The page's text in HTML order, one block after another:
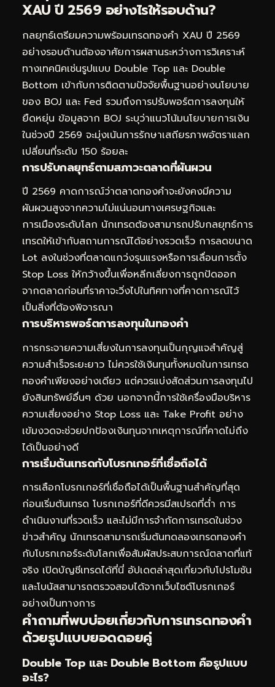
XAU ปี 2569 อย่างไรให้รอบด้าน?
กลยุทธ์เตรียมความพร้อมเทรดทองคำ XAU ปี 2569
อย่างรอบด้านต้องอาศัยการผสานระหว่างการวิเคราะห์
ทางเทคนิคเช่นรูปแบบ Double Top และ Double
Bottom เข้ากับการติดตามปัจจัยพื้นฐานอย่างนโยบาย
ของ BOJ และ Fed รวมถึงการปรับพอร์ตการลงทุนให้
ยืดหยุ่น ข้อมูลจาก BOJ ระบุว่าแนวโน้มนโยบายการเงิน
ในช่วงปี 2569 จะมุ่งเน้นการรักษาเสถียรภาพอัตราแลก
เปลี่ยนที่ระดับ 150 ร้อยละ
การปรับกลยุทธ์ตามสภาวะตลาดที่ผันผวน
ปี 2569 คาดการณ์ว่าตลาดทองคำจะยังคงมีความ
ผันผวนสูงจากความไม่แน่นอนทางเศรษฐกิจและ
การเมืองระดับโลก นักเทรดต้องสามารถปรับกลยุทธ์การ
เทรดให้เข้ากับสถานการณ์ได้อย่างรวดเร็ว การลดขนาด
Lot ลงในช่วงที่ตลาดแกว่งรุนแรงหรือการเลื่อนการตั้ง
Stop Loss ให้กว้างขึ้นเพื่อหลีกเลี่ยงการถูกปัดออก
จากตลาดก่อนที่ราคาจะวิ่งไปในทิศทางที่คาดการณ์ไว้
เป็นสิ่งที่ต้องพิจารณา
การบริหารพอร์ตการลงทุนในทองคำ
การกระจายความเสี่ยงในการลงทุนเป็นกุญแจสำคัญสู่
ความสำเร็จระยะยาว ไม่ควรใช้เงินทุนทั้งหมดในการเทรด
ทองคำเพียงอย่างเดียว แต่ควรแบ่งสัดส่วนการลงทุนไป
ยังสินทรัพย์อื่นๆ ด้วย นอกจากนี้การใช้เครื่องมือบริหาร
ความเสี่ยงอย่าง Stop Loss และ Take Profit อย่าง
เข้มงวดจะช่วยปกป้องเงินทุนจากเหตุการณ์ที่คาดไม่ถึง
ได้เป็นอย่างดี
การเริ่มต้นเทรดกับโบรกเกอร์ที่เชื่อถือได้
การเลือกโบรกเกอร์ที่เชื่อถือได้เป็นพื้นฐานสำคัญที่สุด
ก่อนเริ่มต้นเทรด โบรกเกอร์ที่ดีควรมีสเปรดที่ต่ำ การ
ดำเนินงานที่รวดเร็ว และไม่มีการจำกัดการเทรดในช่วง
ข่าวสำคัญ นักเทรดสามารถเริ่มต้นทดลองเทรดทองคำ
กับโบรกเกอร์ระดับโลกเพื่อสัมผัสประสบการณ์ตลาดที่แท้
จริง เปิดบัญชีเทรดได้ที่นี่ อัปเดตล่าสุดเกี่ยวกับโปรโมชัน
และโบนัสสามารถตรวจสอบได้จากเว็บไซต์โบรกเกอร์
อย่างเป็นทางการ
คำถามที่พบบ่อยเกี่ยวกับการเทรดทองคำ
ด้วยรูปแบบยอดดอยคู่
Double Top และ Double Bottom คือรูปแบบ
อะไร?